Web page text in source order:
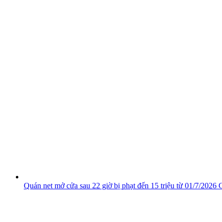
Quán net mở cửa sau 22 giờ bị phạt đến 15 triệu từ 01/7/2026